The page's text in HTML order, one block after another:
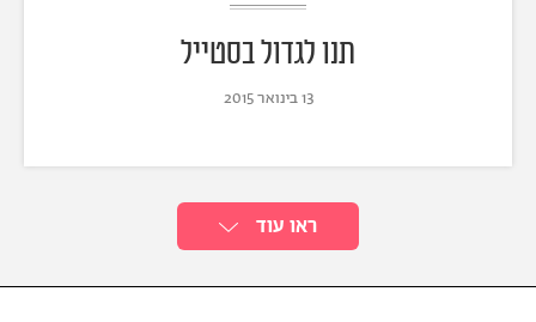
תנו לגדול בסטייל
13 בינואר 2015
ראו עוד